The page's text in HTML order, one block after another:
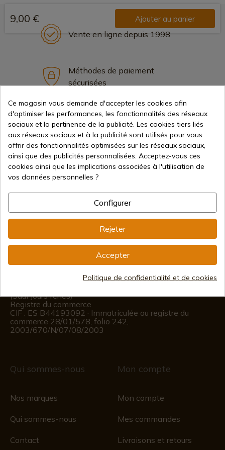
9,00 € Ajouter au panier
Vente en ligne depuis 1998
Méthodes de paiement
sécurisées
Expédition internationale
info@aceros-de-hispania.com
(+34)978 877 088
Informations sur le client
(Sauf jours fériés)
Registre du commerce
CIF : ES B44193092 · Immatriculée au registre du
commerce 28/01/578, folio 242,
2003/670/N/07/08/2003
Qui sommes-nous
Nos marques
Qui sommes-nous
Contact
Mon compte
Mon compte
Mes commandes
Livraisons et retours
Ce magasin vous demande d'accepter les cookies afin
d'optimiser les performances, les fonctionnalités des réseaux
sociaux et la pertinence de la publicité. Les cookies tiers liés
aux réseaux sociaux et à la publicité sont utilisés pour vous
offrir des fonctionnalités optimisées sur les réseaux sociaux,
ainsi que des publicités personnalisées. Acceptez-vous ces
cookies ainsi que les implications associées à l'utilisation de
vos données personnelles ?
Configurer
Rejeter
Accepter
Politique de confidentialité et de cookies